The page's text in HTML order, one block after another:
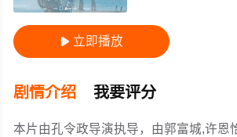
 立即播放
剧情介绍 我要评分
本片由孔令政导演执导，由郭富城,许恩